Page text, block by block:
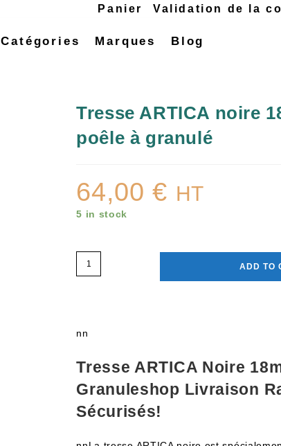
Panier Validation de la
Catégories Marques Blog
Tresse ARTICA noire
poêle à granulé
64,00€ HT
5 in stock
ADD TO
nn
Tresse ARTICA Noire
Granuleshop Livraison
Sécurisés!